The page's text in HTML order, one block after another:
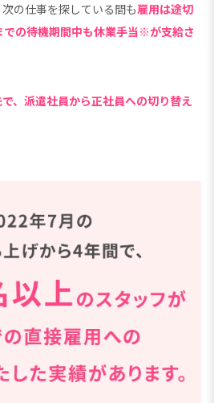
の仕事を探している間も雇用は途切
での待機期間中も休業手当※が支給さ
、派遣社員から正社員への切り替え